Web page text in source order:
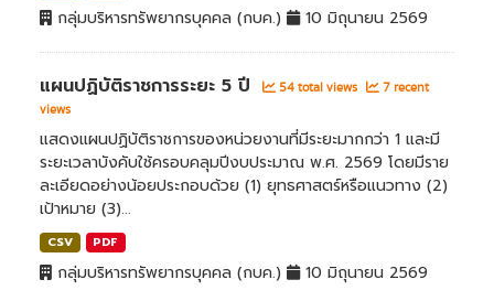
กลุ่มบริหารทรัพยากรบุคคล (กบค.) 10 มิถุนายน 2569
แผนปฏิบัติราชการระยะ 5 ปี 54 total views
7 recent
views
แสดงแผนปฏิบัติราชการของหน่วยงานที่มีระยะมากกว่า 1 และมี
ระยะเวลาบังคับใช้ครอบคลุมปีงบประมาณ พ.ศ. 2569 โดยมีราย
ละเอียดอย่างน้อยประกอบด้วย (1) ยุทธศาสตร์หรือแนวทาง (2)
เป้าหมาย (3)...
CSV PDF
กลุ่มบริหารทรัพยากรบุคคล (กบค.) 10 มิถุนายน 2569